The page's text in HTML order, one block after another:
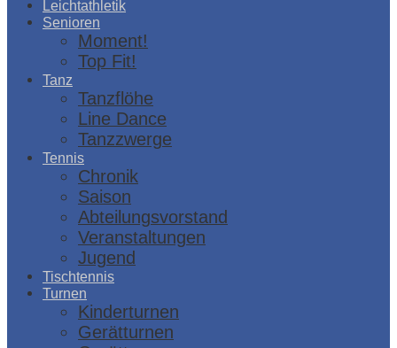
Leichtathletik
Senioren
Moment!
Top Fit!
Tanz
Tanzflöhe
Line Dance
Tanzzwerge
Tennis
Chronik
Saison
Abteilungsvorstand
Veranstaltungen
Jugend
Tischtennis
Turnen
Kinderturnen
Gerätturnen